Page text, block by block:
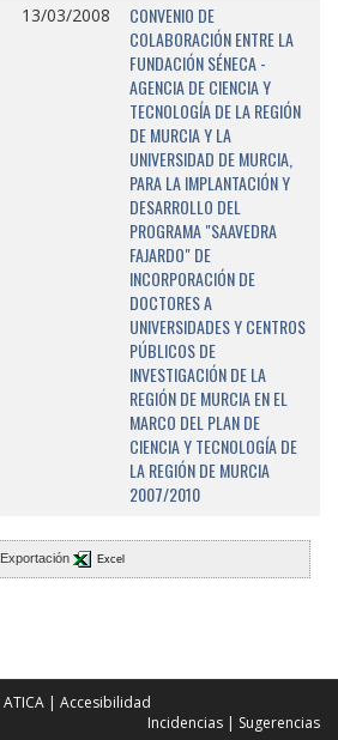
13/03/2008
CONVENIO DE
COLABORACIÓN ENTRE LA
FUNDACIÓN SÉNECA -
AGENCIA DE CIENCIA Y
TECNOLOGÍA DE LA REGIÓN
DE MURCIA Y LA
UNIVERSIDAD DE MURCIA,
PARA LA IMPLANTACIÓN Y
DESARROLLO DEL
PROGRAMA "SAAVEDRA
FAJARDO" DE
INCORPORACIÓN DE
DOCTORES A
UNIVERSIDADES Y CENTROS
PÚBLICOS DE
INVESTIGACIÓN DE LA
REGIÓN DE MURCIA EN EL
MARCO DEL PLAN DE
CIENCIA Y TECNOLOGÍA DE
LA REGIÓN DE MURCIA
2007/2010
Exportación Excel
ATICA | Accesibilidad
Incidencias | Sugerencias